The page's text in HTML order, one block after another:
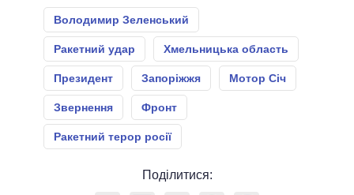
Володимир Зеленський
Ракетний удар Хмельницька область
Президент Запоріжжя Мотор Січ
Звернення Фронт
Ракетний терор росії
Поділитися: